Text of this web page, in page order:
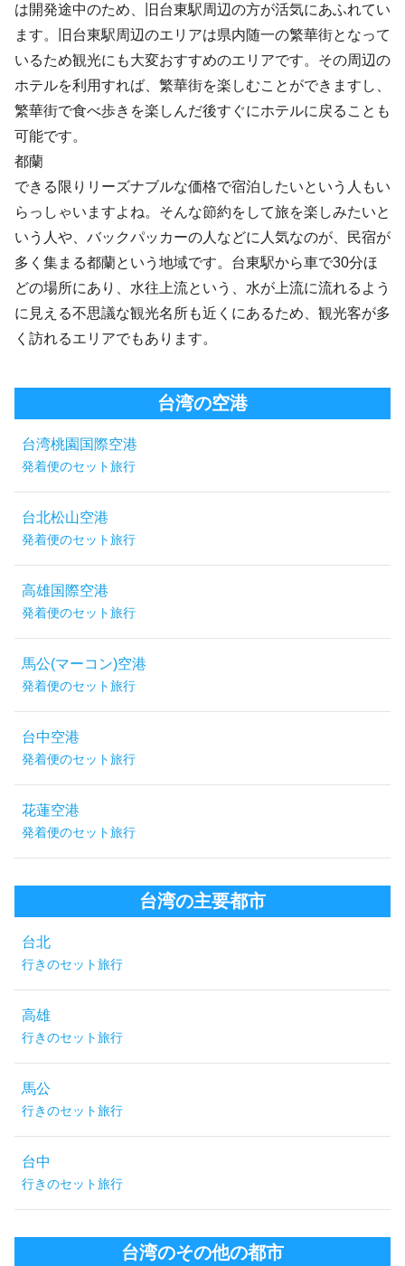
は開発途中のため、旧台東駅周辺の方が活気にあふれてい
ます。旧台東駅周辺のエリアは県内随一の繁華街となって
いるため観光にも大変おすすめのエリアです。その周辺の
ホテルを利用すれば、繁華街を楽しむことができますし、
繁華街で食べ歩きを楽しんだ後すぐにホテルに戻ることも
可能です。
都蘭
できる限りリーズナブルな価格で宿泊したいという人もい
らっしゃいますよね。そんな節約をして旅を楽しみたいと
いう人や、バックパッカーの人などに人気なのが、民宿が
多く集まる都蘭という地域です。台東駅から車で30分ほ
どの場所にあり、水往上流という、水が上流に流れるよう
に見える不思議な観光名所も近くにあるため、観光客が多
く訪れるエリアでもあります。
台湾の空港
台湾桃園国際空港
発着便のセット旅行
台北松山空港
発着便のセット旅行
高雄国際空港
発着便のセット旅行
馬公(マーコン)空港
発着便のセット旅行
台中空港
発着便のセット旅行
花蓮空港
発着便のセット旅行
台湾の主要都市
台北
行きのセット旅行
高雄
行きのセット旅行
馬公
行きのセット旅行
台中
行きのセット旅行
台湾のその他の都市